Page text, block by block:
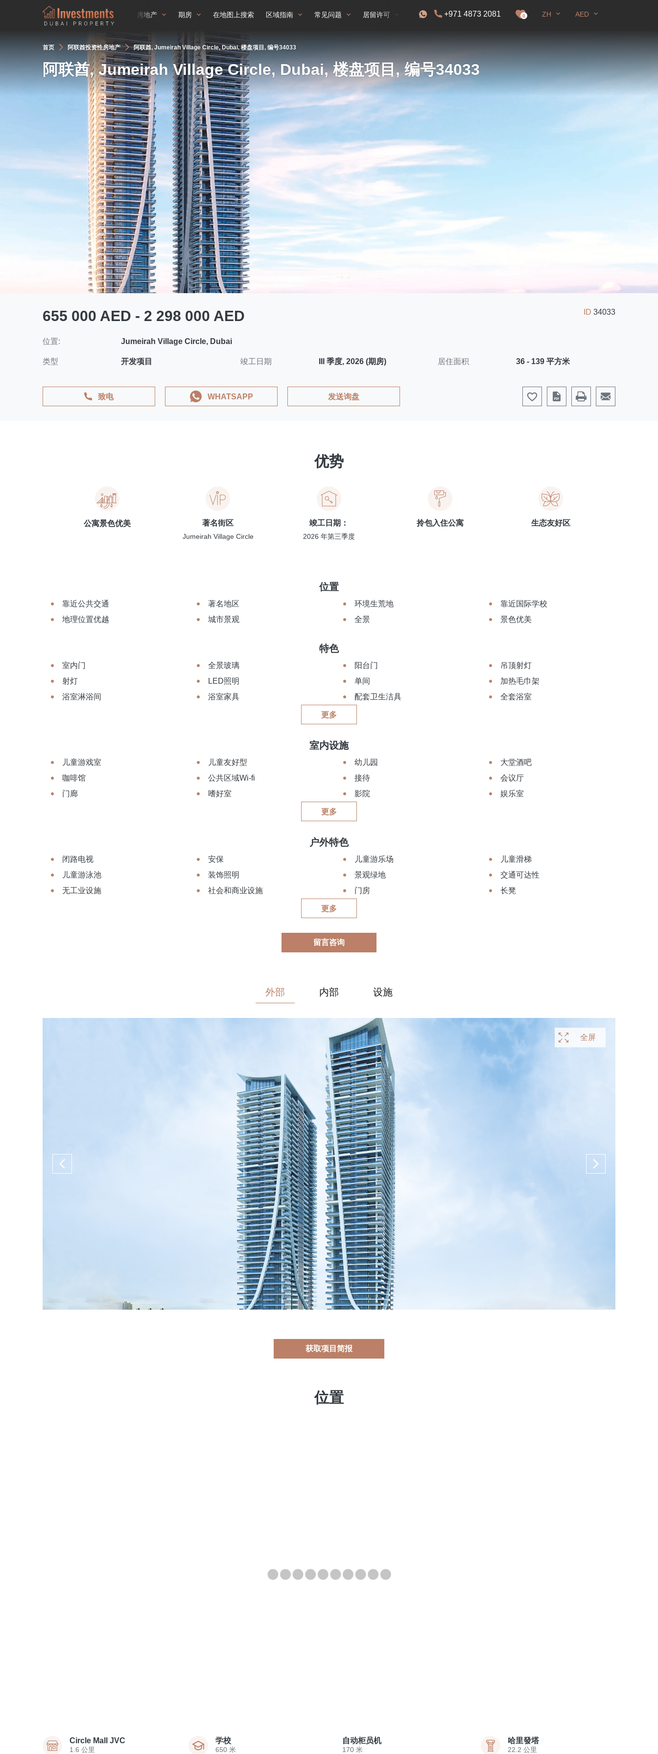
房地产 期房 在地图上搜索 区域指南 常见问题 居留许可 +971 4873 2081 0 ZH AED
首页 阿联酋投资性房地产 阿联酋, Jumeirah Village Circle, Dubai, 楼盘项目, 编号34033
阿联酋, Jumeirah Village Circle, Dubai, 楼盘项目, 编号34033
655 000 AED - 2 298 000 AED ID 34033
位置: Jumeirah Village Circle, Dubai
类型 开发项目 竣工日期 III 季度, 2026 (期房) 居住面积 36 - 139 平方米
致电 WHATSAPP 发送询盘
优势
公寓景色优美 著名街区
Jumeirah Village Circle
竣工日期：
2026 年第三季度
拎包入住公寓 生态友好区
位置
靠近公共交通 著名地区 环境生荒地
靠近国际学校
地理位置优越
城市景观 全景 景色优美
特色
室内门 全景玻璃 阳台门
吊顶射灯
射灯
LED照明 单间
加热毛巾架
浴室淋浴间
浴室家具 配套卫生洁具 全套浴室
更多
室内设施
儿童游戏室 儿童友好型 幼儿园
大堂酒吧
咖啡馆
公共区域Wi-fi 接待
会议厅
门廊
嗜好室 影院 娱乐室
更多
户外特色
闭路电视 安保 儿童游乐场
儿童滑梯
儿童游泳池
装饰照明 景观绿地
交通可达性
无工业设施
社会和商业设施 门房 长凳
更多
留言咨询
外部 内部 设施
全屏
获取项目简报
位置
Circle Mall JVC
1.6 公里
学校
650 米
自动柜员机
170 米
哈里發塔
22.2 公里